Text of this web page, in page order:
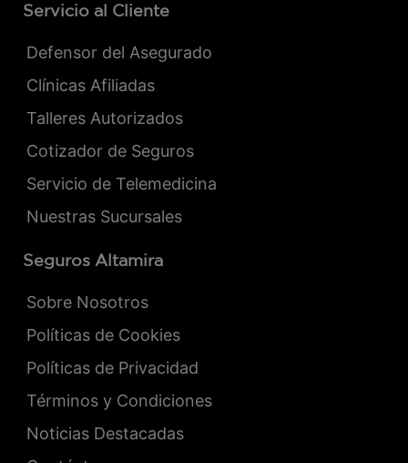
Servicio al Cliente
Defensor del Asegurado
Clínicas Afiliadas
Talleres Autorizados
Cotizador de Seguros
Servicio de Telemedicina
Nuestras Sucursales
Seguros Altamira
Sobre Nosotros
Políticas de Cookies
Políticas de Privacidad
Términos y Condiciones
Noticias Destacadas